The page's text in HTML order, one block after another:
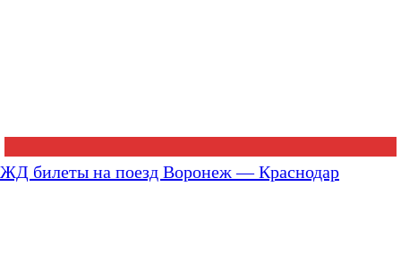
ЖД билеты на поезд Воронеж — Краснодар